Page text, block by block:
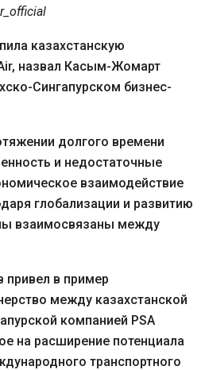
казахстанскую
назвал Касым-Жомарт
Сингапурском бизнес-
долгого времени
и недостаточные
взаимодействие
глобализации и развитию
взаимосвязаны между
в пример
между казахстанской
компанией PSA
на расширение потенциала
транспортного